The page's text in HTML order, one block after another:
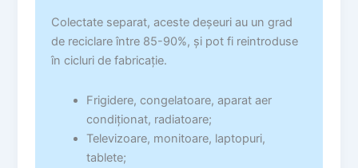
Colectate separat, aceste deșeuri au un grad
de reciclare între 85-90%, și pot fi reintroduse
în cicluri de fabricație.
Frigidere, congelatoare, aparat aer
condiționat, radiatoare;
Televizoare, monitoare, laptopuri,
tablete;